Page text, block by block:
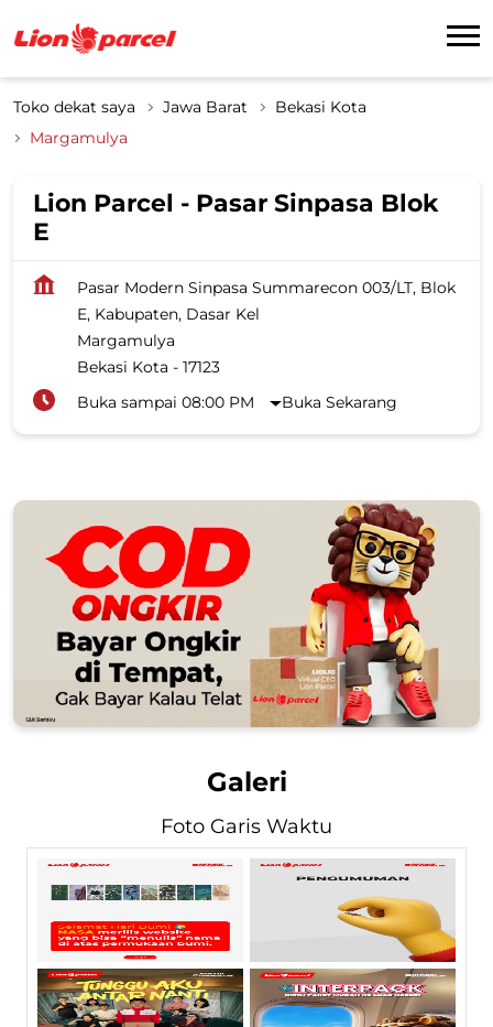
Toko dekat saya Jawa Barat
Bekasi Kota
Margamulya
Lion Parcel - Pasar Sinpasa Blok
E
Pasar Modern Sinpasa Summarecon 003/LT, Blok
E, Kabupaten, Dasar Kel
Margamulya
Bekasi Kota - 17123
Buka sampai 08:00 PM
Buka Sekarang
Galeri
Foto Garis Waktu